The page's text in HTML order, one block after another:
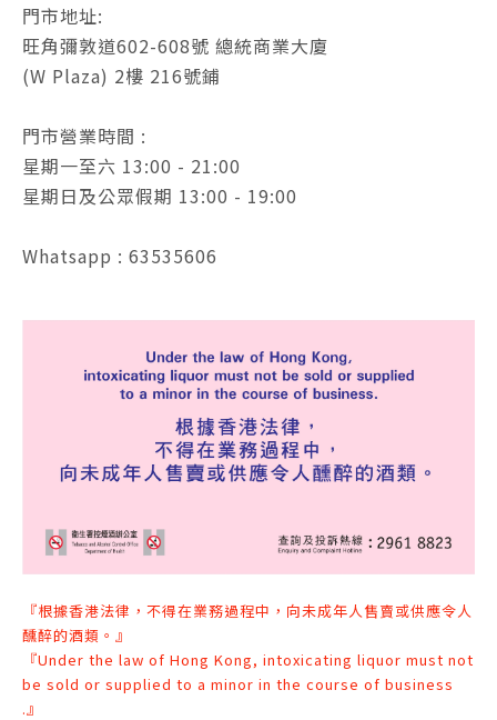
門市地址:
旺角彌敦道602-608號 總統商業大廈
(W Plaza) 2樓 216號鋪
門市營業時間 :
星期一至六 13:00 - 21:00
星期日及公眾假期 13:00 - 19:00
Whatsapp : 63535606
『根據香港法律，不得在業務過程中，向未成年人售賣或供應令人
醺醉的酒類。』
『Under the law of Hong Kong, intoxicating liquor must not
be sold or supplied to a minor in the course of business
.』